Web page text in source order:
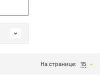
На странице: 15